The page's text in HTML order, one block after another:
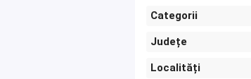
Categorii
Județe
Localități